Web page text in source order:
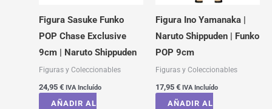
Figura Sasuke Funko
POP Chase Exclusive
9cm | Naruto Shippuden
Figuras y Coleccionables
24,95 € IVA Incluído
AÑADIR AL
Figura Ino Yamanaka |
Naruto Shippuden | Funko
POP 9cm
Figuras y Coleccionables
17,95 € IVA Incluído
AÑADIR AL